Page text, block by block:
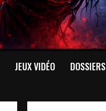
JEUX VIDÉO DOSSIERS